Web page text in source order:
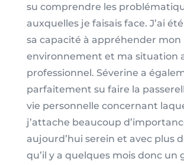
su comprendre les
auxquelles je faisais face. J’ai
sa capacité à appréhender mon
environnement et ma situation
professionnel. Séverine a
parfaitement su faire la
vie personnelle concernant
j’attache beaucoup
aujourd’hui serein et avec plus
qu’il y a quelques mois donc un